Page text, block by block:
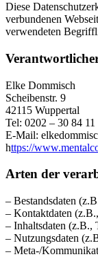
Diese
verbundenen
verwendeten
Elke Dommisch
Scheibenstr. 9
42115 Wuppertal
Tel: 0202 – 30 84 11
E-Mail:
https://
Arten der
– Bestandsdaten
– Kontaktdaten
– Inhaltsdaten (z.B.,
– Nutzungsdaten
– Meta-/